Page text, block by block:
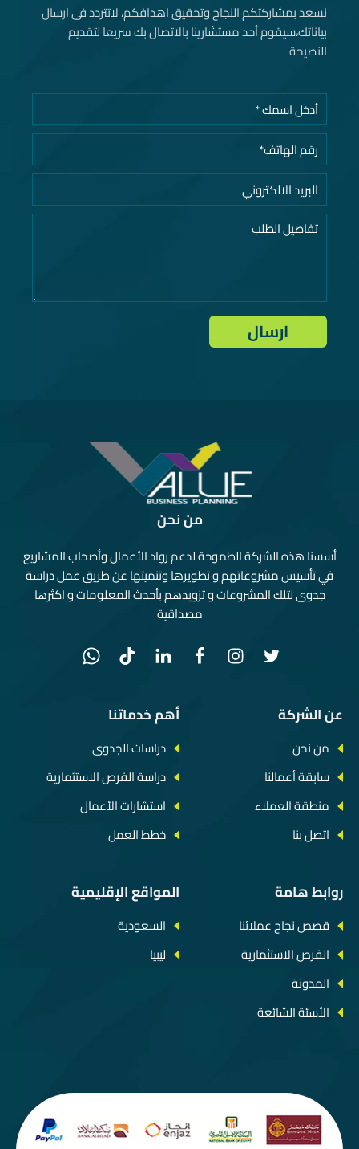
نسعد بمشاركتكم النجاح وتحقيق اهدافكم، لاتتردد فى ارسال
بياناتك، سيقوم أحد مستشارينا بالاتصال بك سريعا لتقديم
النصيحة
من نحن
أسسنا هذه الشركة الطموحة لدعم رواد الأعمال وأصحاب المشاريع
في تأسيس مشروعاتهم و تطويرها وتنميتها عن طريق عمل دراسة
جدوى لتلك المشروعات و تزويدهم بأحدث المعلومات و اكثرها
مصداقية
عن الشركة
من نحن
سابقة أعمالنا
منطقة العملاء
اتصل بنا
أهم خدماتنا
دراسات الجدوى
دراسة الفرص الاستثمارية
استشارات الأعمال
خطط العمل
روابط هامة
قصص نجاح عملائنا
الفرص الاستثمارية
المدونة
الأسئة الشائعة
المواقع الإقليمية
السعودية
ليبيا